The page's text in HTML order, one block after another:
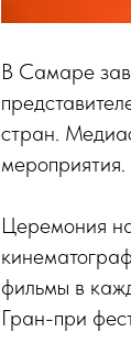
В Самаре
стран.
мероприятия.
Церемония
фильмы в
Гран-при